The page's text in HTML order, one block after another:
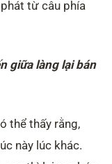
từ câu phía
giữa làng lại bán
thể thấy rằng,
này lúc khác.